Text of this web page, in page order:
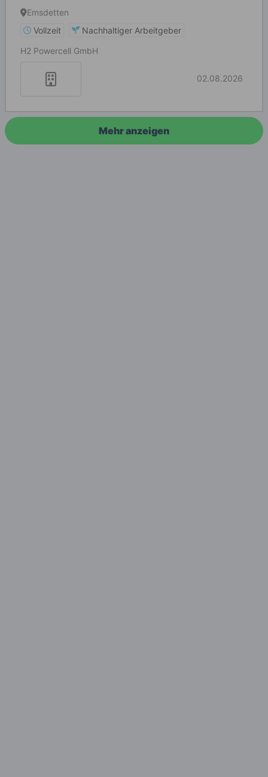
Wasserstofftechnologie
Emsdetten
Vollzeit
Nachhaltiger Arbeitgeber
H2 Powercell GmbH
02.08.2026
Mehr anzeigen